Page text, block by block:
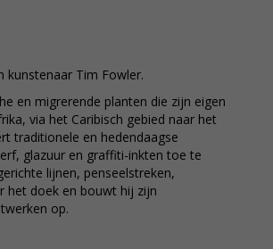
kunstenaar Tim Fowler.
en migrerende planten die zijn eigen
via het Caribisch gebied naar het
traditionele en hedendaagse
glazuur en graffiti-inkten toe te
lijnen, penseelstreken,
het doek en bouwt hij zijn
op.